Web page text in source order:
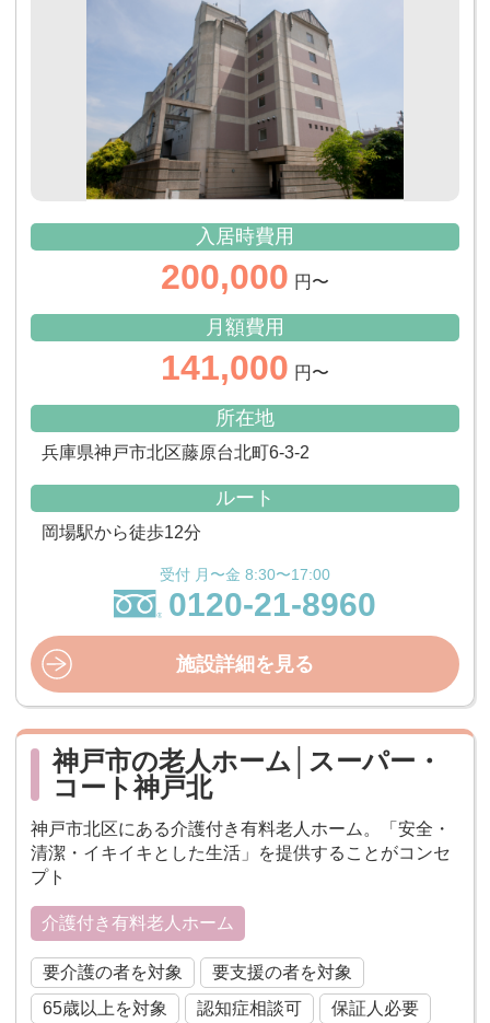
入居時費用
200,000 円〜
月額費用
141,000 円〜
所在地
兵庫県神戸市北区藤原台北町6-3-2
ルート
岡場駅から徒歩12分
受付 月〜金 8:30〜17:00
0120-21-8960
施設詳細を見る
神戸市の老人ホーム│スーパー・
コート神戸北
神戸市北区にある介護付き有料老人ホーム。「安全・
清潔・イキイキとした生活」を提供することがコンセ
プト
介護付き有料老人ホーム
要介護の者を対象
要支援の者を対象
65歳以上を対象
認知症相談可 保証人必要